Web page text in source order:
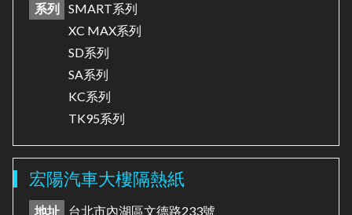
系列
SMART系列
XC MAX系列
SD系列
SA系列
KC系列
TK95系列
宏陽汽車大樓隔熱紙
地址
台北市內湖區文德路233號